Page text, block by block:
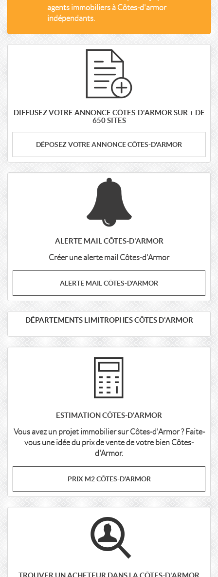
agents immobiliers à Côtes-d'armor
indépendants.
DIFFUSEZ VOTRE ANNONCE CÔTES-D'ARMOR SUR + DE
650 SITES
DÉPOSEZ VOTRE ANNONCE CÔTES-D'ARMOR
ALERTE MAIL CÔTES-D'ARMOR
Créer une alerte mail Côtes-d'Armor
ALERTE MAIL CÔTES-D'ARMOR
DÉPARTEMENTS LIMITROPHES CÔTES D'ARMOR
ESTIMATION CÔTES-D'ARMOR
Vous avez un projet immobilier sur Côtes-d'Armor ? Faite-
vous une idée du prix de vente de votre bien Côtes-
d'Armor.
PRIX M2 CÔTES-D'ARMOR
TROUVER UN ACHETEUR DANS LA CÔTES-D'ARMOR